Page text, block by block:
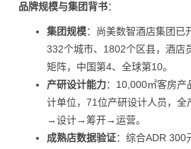
品牌规模与集团背书：
集团规模：尚美数智酒店集团已
332个城市、1802个区县，酒店
矩阵，中国第4、全球第10。
产研设计能力：10,000㎡客房产
计单位，71位产研设计人员，全
→设计→筹开→运营。
成熟店数据验证：综合ADR 300